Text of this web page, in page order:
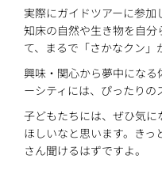
実際にガイドツアーに参
知床の自然や生き物を自分
て、まるで「さかなクン」
興味・関心から夢中にな
ーシティには、ぴったりの
子どもたちには、ぜひ気
ほしいなと思います。きっ
さん聞けるはずですよ。